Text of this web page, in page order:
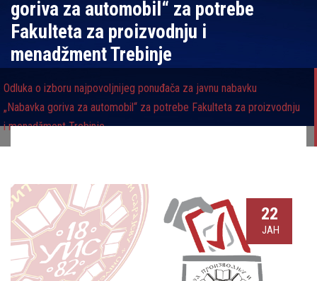
goriva za automobil“ za potrebe
Fakulteta za proizvodnju i
menadžment Trebinje
Odluka o izboru najpovoljnijeg ponuđača za javnu nabavku
„Nabavka goriva za automobil“ za potrebe Fakulteta za proizvodnju
i menadžment Trebinje
22
ЈАН